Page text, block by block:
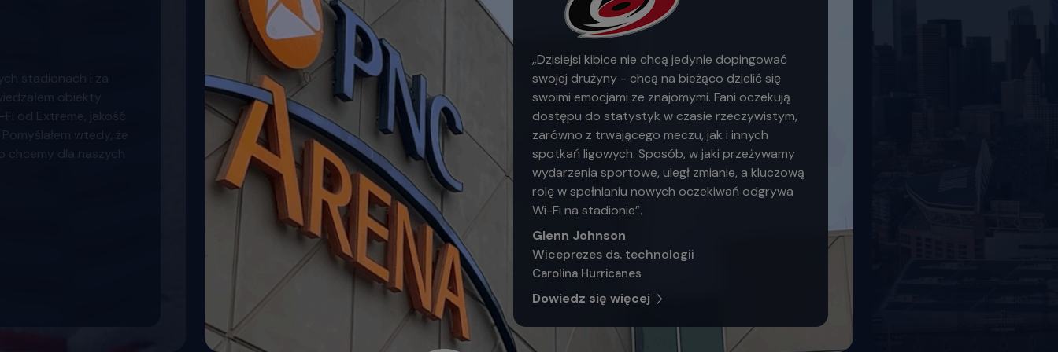
stadionach i za
od Extreme, jakość
wtedy, że
„Dzisiejsi kibice nie chcą jedynie dopingować
swojej drużyny - chcą na bieżąco dzielić się
swoimi emocjami ze znajomymi. Fani oczekują
dostępu do statystyk w czasie rzeczywistym,
zarówno z trwającego meczu, jak i innych
spotkań ligowych. Sposób, w jaki przeżywamy
wydarzenia sportowe, uległ zmianie, a kluczową
rolę w spełnianiu nowych oczekiwań odgrywa
Wi-Fi na stadionie”.
Glenn Johnson
Wiceprezes ds. technologii
Carolina Hurricanes
Dowiedz się więcej